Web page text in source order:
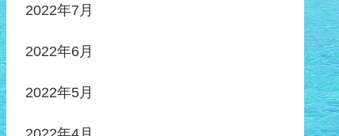
2022年7月
2022年6月
2022年5月